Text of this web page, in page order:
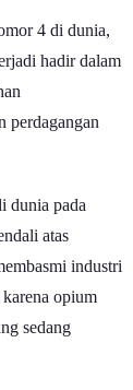
4 di dunia,
hadir dalam
perdagangan
dunia pada
atas
industri
opium
sedang